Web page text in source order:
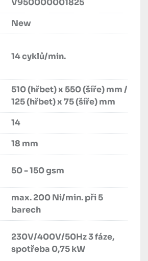
V950000001825
New
14 cyklů/min.
510 (hřbet) x 550 (šíře) mm /
125 (hřbet) x 75 (šíře) mm
14
18 mm
50 - 150 gsm
max. 200 Ni/min. při 5
barech
230V/400V/50Hz 3 fáze,
spotřeba 0,75 kW